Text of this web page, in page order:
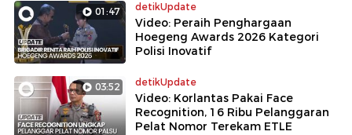
01:47 detikUpdate
Video: Peraih Penghargaan
Hoegeng Awards 2026 Kategori
Polisi Inovatif
03:52 detikUpdate
Video: Korlantas Pakai Face
Recognition, 16 Ribu Pelanggaran
Pelat Nomor Terekam ETLE